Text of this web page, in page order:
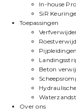
In-house
SiR
Toepassingen
Beton
Over ons